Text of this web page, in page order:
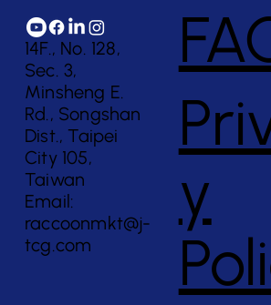
14F., No. 128,
Sec. 3,
Minsheng E.
Rd., Songshan
Dist., Taipei
City 105,
Taiwan
Email:
raccoonmkt@j-
tcg.com
y